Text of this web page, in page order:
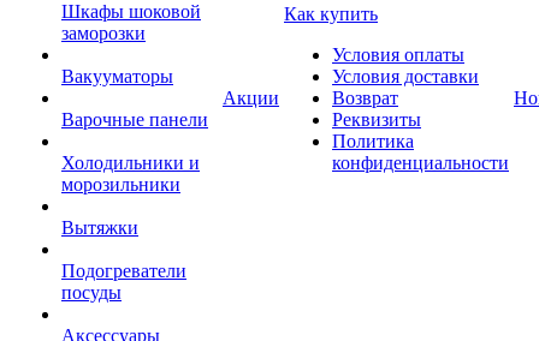
Шкафы шоковой
заморозки
Вакууматоры
Варочные панели
Холодильники и
морозильники
Вытяжки
Подогреватели
посуды
Аксессуары
Акции
Как купить
Условия оплаты
Условия доставки
Возврат
Реквизиты
Политика
конфиденциальности